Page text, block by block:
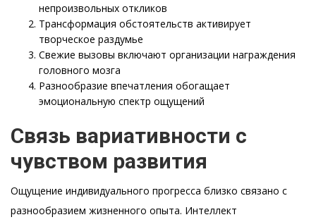
непроизвольных откликов
Трансформация обстоятельств активирует
творческое раздумье
Свежие вызовы включают организации награждения
головного мозга
Разнообразие впечатления обогащает
эмоциональную спектр ощущений
Связь вариативности с
чувством развития
Ощущение индивидуального прогресса близко связано с
разнообразием жизненного опыта. Интеллект